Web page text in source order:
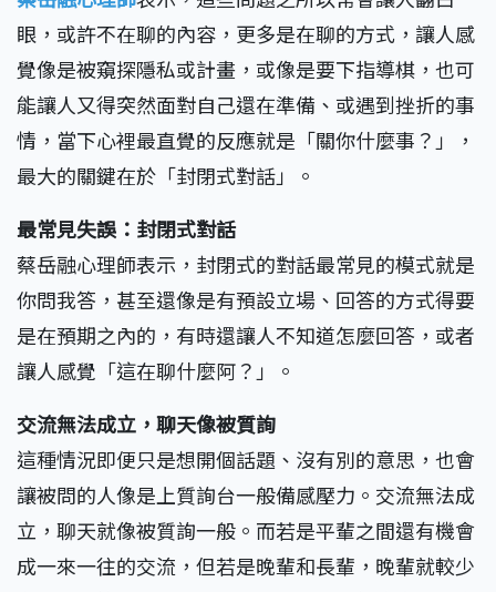
眼，或許不在聊的內容，更多是在聊的方式，讓人感
覺像是被窺探隱私或計畫，或像是要下指導棋，也可
能讓人又得突然面對自己還在準備、或遇到挫折的事
情，當下心裡最直覺的反應就是「關你什麼事？」，
最大的關鍵在於「封閉式對話」。
最常見失誤：封閉式對話
蔡岳融心理師表示，封閉式的對話最常見的模式就是
你問我答，甚至還像是有預設立場、回答的方式得要
是在預期之內的，有時還讓人不知道怎麼回答，或者
讓人感覺「這在聊什麼阿？」。
交流無法成立，聊天像被質詢
這種情況即便只是想開個話題、沒有別的意思，也會
讓被問的人像是上質詢台一般備感壓力。交流無法成
立，聊天就像被質詢一般。而若是平輩之間還有機會
成一來一往的交流，但若是晚輩和長輩，晚輩就較少